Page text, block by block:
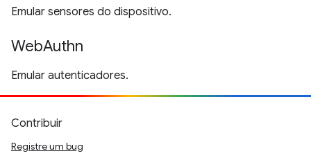
Emular sensores do dispositivo.
WebAuthn
Emular autenticadores.
Contribuir
Registre um bug